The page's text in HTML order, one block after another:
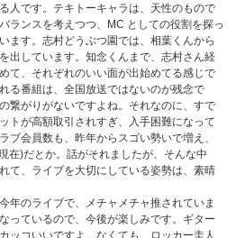
人です。テキトーキャラは、天性のもので
ランスを考えつつ、MC としての役割を探っ
ます。志村どうぶつ園では、相葉くんから
出しています。知念くんまで、志村さん経
て、それぞれのいい面が出始めてる感じで
る番組は、全国放送ではないのが残念で
繋がりがないですよね。それなのに、すで
トが高額取引されすぎ、入手困難になって
ブ会員数も、昨年からスゴい勢いで増え、
在)だとか。話がそれましたが、そんな中
て、ライブを大切にしている姿勢は、素晴
年のライブで、メチャメチャ推されていま
っているので、今後が楽しみです。ギター
ッコいいですよ。なくても、ロッカー圭人